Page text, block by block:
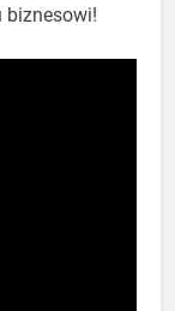
biznesowi!